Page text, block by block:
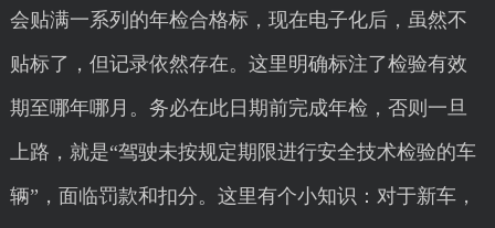
会贴满一系列的年检合格标，现在电子化后，虽然不
贴标了，但记录依然存在。这里明确标注了检验有效
期至哪年哪月。务必在此日期前完成年检，否则一旦
上路，就是“驾驶未按规定期限进行安全技术检验的车
辆”，面临罚款和扣分。这里有个小知识：对于新车，